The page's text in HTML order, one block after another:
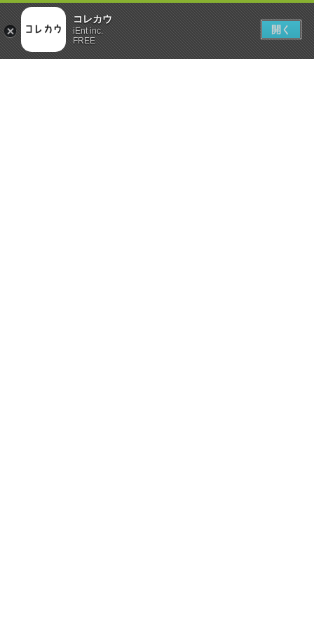
コレカウ
iEnt inc.
FREE
開く